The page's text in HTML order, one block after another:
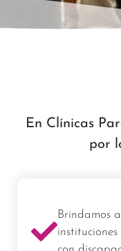
En Clínicas
por
Brindamos